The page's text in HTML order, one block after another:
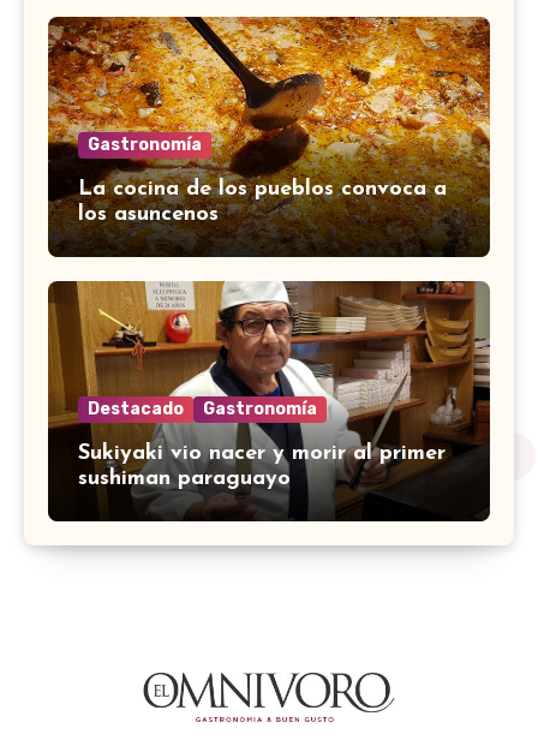
Gastronomía
La cocina de los pueblos convoca a
los asuncenos
Destacado Gastronomía
Sukiyaki vio nacer y morir al primer
sushiman paraguayo